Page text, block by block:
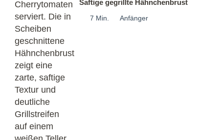
Saftige gegrillte Hähnchenbrust
7 Min. Anfänger